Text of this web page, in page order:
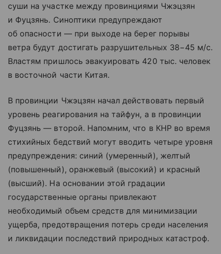
суши на участке между провинциями Чжэцзян
и Фуцзянь. Синоптики предупреждают
об опасности — при выходе на берег порывы
ветра будут достигать разрушительных 38−45 м/с.
Властям пришлось эвакуировать 420 тыс. человек
в восточной части Китая.
В провинции Чжэцзян начал действовать первый
уровень реагирования на тайфун, а в провинции
Фуцзянь — второй. Напомним, что в КНР во время
стихийных бедствий могут вводить четыре уровня
предупреждения: синий (умеренный), желтый
(повышенный), оранжевый (высокий) и красный
(высший). На основании этой градации
государственные органы привлекают
необходимый объем средств для минимизации
ущерба, предотвращения потерь среди населения
и ликвидации последствий природных катастроф.